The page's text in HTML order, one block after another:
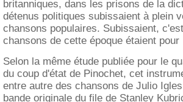
britanniques, dans les prisons de la
détenus politiques subissaient à plein
chansons populaires. Subissaient,
chansons de cette époque étaient
Selon la même étude publiée pour le
du coup d'état de Pinochet, cet
entre autre des chansons de Julio
bande originale du file de Stanley